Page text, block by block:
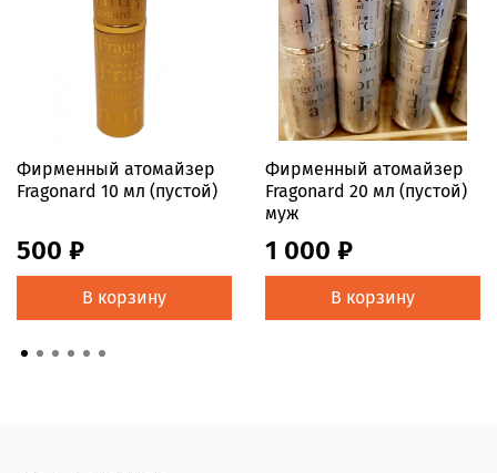
Фирменный атомайзер
Fragonard 10 мл (пустой)
500 ₽
В корзину
Фирменный атомайзер
Fragonard 20 мл (пустой)
муж
1 000 ₽
В корзину